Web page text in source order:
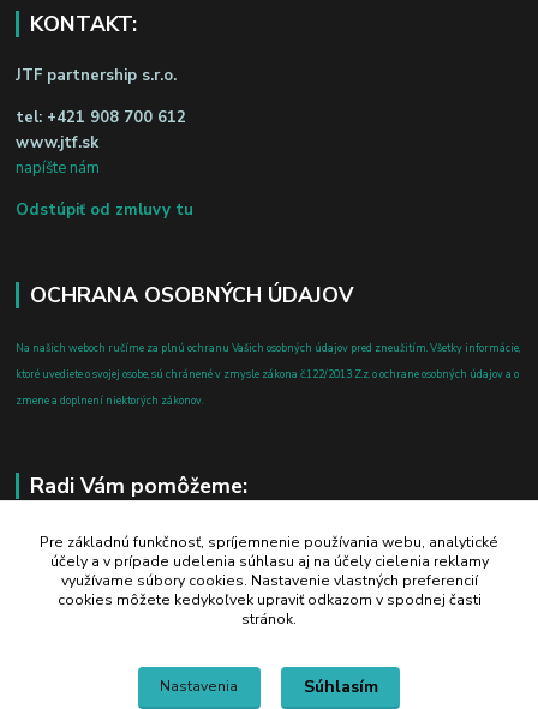
KONTAKT:
JTF partnership s.r.o.
tel: +421 908 700 612
www.jtf.sk
napíšte nám
Odstúpiť od zmluvy tu
OCHRANA OSOBNÝCH ÚDAJOV
Na našich weboch ručíme za plnú ochranu Vašich osobných údajov pred zneužitím. Všetky informácie,
ktoré uvediete o svojej osobe, sú chránené v zmysle zákona č.122/2013 Z.z. o ochrane osobných údajov a o
zmene a doplnení niektorých zákonov.
Radi Vám pomôžeme:
+421 908 700 612
po-pia: 8.00 - 16.00
business@jtf.sk
Pre základnú funkčnosť, spríjemnenie používania webu, analytické
účely a v prípade udelenia súhlasu aj na účely cielenia reklamy
využívame súbory cookies. Nastavenie vlastných preferencií
cookies môžete kedykoľvek upraviť odkazom v spodnej časti
stránok.
Nastavenia Súhlasím